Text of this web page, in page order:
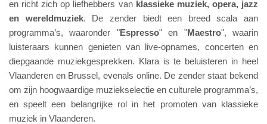
en richt zich op liefhebbers van klassieke muziek, opera, jazz
en wereldmuziek. De zender biedt een breed scala aan
programma’s, waaronder "Espresso" en "Maestro", waarin
luisteraars kunnen genieten van live-opnames, concerten en
diepgaande muziekgesprekken. Klara is te beluisteren in heel
Vlaanderen en Brussel, evenals online. De zender staat bekend
om zijn hoogwaardige muziekselectie en culturele programma’s,
en speelt een belangrijke rol in het promoten van klassieke
muziek in Vlaanderen.